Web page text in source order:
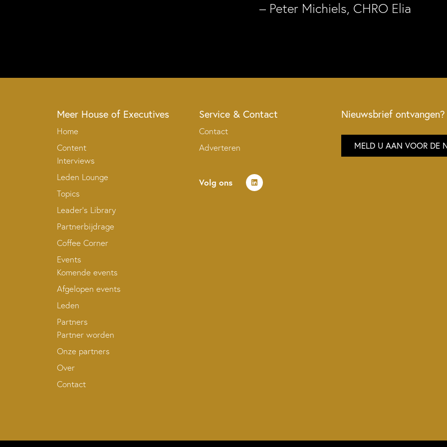
– Peter Michiels, CHRO Elia
Meer House of Executives
Home
Content
Interviews
Leden Lounge
Topics
Leader’s Library
Partnerbijdrage
Coffee Corner
Events
Komende events
Afgelopen events
Leden
Partners
Partner worden
Onze partners
Over
Contact
Service & Contact
Contact
Adverteren
Volg ons
Nieuwsbrief ontvangen?
MELD U AAN VOOR DE